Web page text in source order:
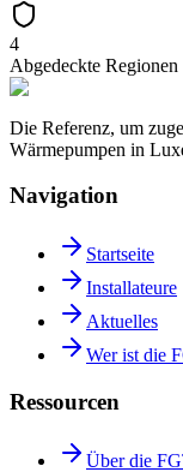
4
Abgedeckte Regionen
Die Referenz, um
Wärmepumpen in
Navigation
Startseite
Installateure
Aktuelles
Wer ist die
Ressourcen
Über die